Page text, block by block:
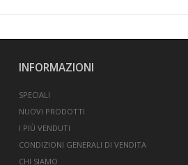
INFORMAZIONI
SPECIALI
NUOVI PRODOTTI
I PIÙ VENDUTI
CONDIZIONI GENERALI DI VENDITA
CHI SIAMO